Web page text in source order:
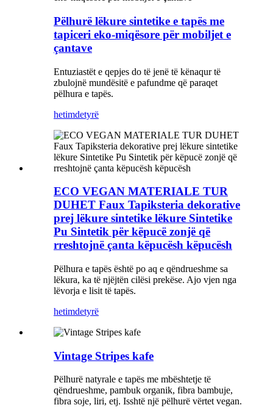
Pëlhurë lëkure sintetike e tapës me
tapiceri eko-miqësore për mobiljet e
çantave
Entuziastët e qepjes do të jenë të kënaqur të
zbulojnë mundësitë e pafundme që paraqet
pëlhura e tapës.
hetimdetyrë
ECO VEGAN MATERIALE TUR
DUHET Faux Tapiksteria dekorative
prej lëkure sintetike lëkure Sintetike
Pu Sintetik për këpucë zonjë që
rreshtojnë çanta këpucësh këpucësh
Pëlhura e tapës është po aq e qëndrueshme sa
lëkura, ka të njëjtën cilësi prekëse. Ajo vjen nga
lëvorja e lisit të tapës.
hetimdetyrë
Vintage Stripes kafe
Pëlhurë natyrale e tapës me mbështetje të
qëndrueshme, pambuk organik, fibra bambuje,
fibra soje, liri, etj. Isshtë një pëlhurë vërtet vegan.